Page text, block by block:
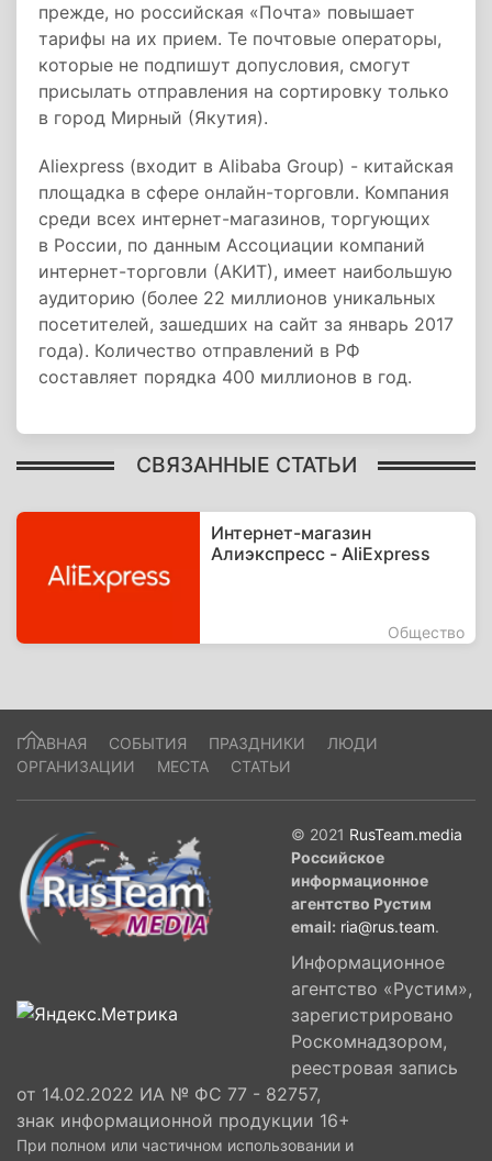
прежде, но российская «Почта» повышает
тарифы на их прием. Те почтовые операторы,
которые не подпишут допусловия, смогут
присылать отправления на сортировку только
в город Мирный (Якутия).
Aliexpress (входит в Alibaba Group) - китайская
площадка в сфере онлайн-торговли. Компания
среди всех интернет-магазинов, торгующих
в России, по данным Ассоциации компаний
интернет-торговли (АКИТ), имеет наибольшую
аудиторию (более 22 миллионов уникальных
посетителей, зашедших на сайт за январь 2017
года). Количество отправлений в РФ
составляет порядка 400 миллионов в год.
СВЯЗАННЫЕ СТАТЬИ
Интернет-магазин
Алиэкспресс - AliExpress
Общество
ГЛАВНАЯ СОБЫТИЯ ПРАЗДНИКИ
ЛЮДИ
ОРГАНИЗАЦИИ
МЕСТА СТАТЬИ
© 2021 RusTeam.media
Российское
информационное
агентство Рустим
email: ria@rus.team.
Информационное
агентство «Рустим»,
зарегистрировано
Роскомнадзором,
реестровая запись
от 14.02.2022 ИА № ФС 77 - 82757,
знак информационной продукции 16+
При полном или частичном использовании и